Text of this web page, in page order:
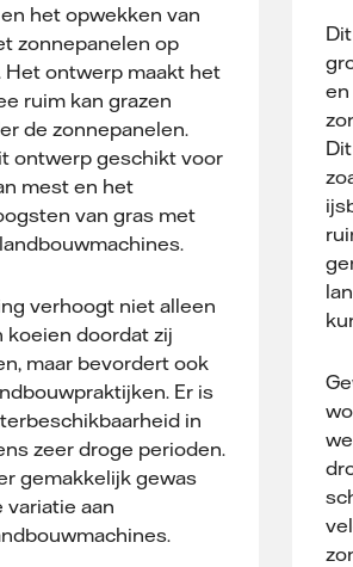
het opwekken van
zonnepanelen op
Het ontwerp maakt het
ruim kan grazen
de zonnepanelen.
ontwerp geschikt voor
mest en het
van gras met
verhoogt niet alleen
koeien doordat zij
maar bevordert ook
Er is
in
zeer droge perioden.
gemakkelijk gewas
variatie aan